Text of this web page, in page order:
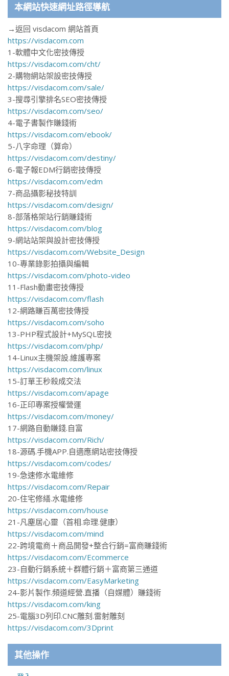
本網站快速網址路徑導航
→返回 visdacom 網站首頁
https://visdacom.com
1-軟體中文化密技傳授
https://visdacom.com/cht/
2-購物網站架設密技傳授
https://visdacom.com/sale/
3-搜尋引擎排名SEO密技傳授
https://visdacom.com/seo/
4-電子書製作賺錢術
https://visdacom.com/ebook/
5-八字命理（算命）
https://visdacom.com/destiny/
6-電子報EDM行銷密技傳授
https://visdacom.com/edm
7-商品攝影秘技特訓
https://visdacom.com/design/
8-部落格架站行銷賺錢術
https://visdacom.com/blog
9-網站站架與設計密技傳授
https://visdacom.com/Website_Design
10-專業錄影拍攝與編輯
https://visdacom.com/photo-video
11-Flash動畫密技傳授
https://visdacom.com/flash
12-網路賺百萬密技傳授
https://visdacom.com/soho
13-PHP程式設計+MySQL密技
https://visdacom.com/php/
14-Linux主機架設.維護專案
https://visdacom.com/linux
15-訂單王秒殺成交法
https://visdacom.com/apage
16-正印專案授權營運
https://visdacom.com/money/
17-網路自動賺錢.自富
https://visdacom.com/Rich/
18-源碼.手機APP.自適應網站密技傳授
https://visdacom.com/codes/
19-急速修水電維修
https://visdacom.com/Repair
20-住宅修繕.水電維修
https://visdacom.com/house
21-凡塵居心靈（首相.命理.健康）
https://visdacom.com/mind
22-跨境電商＋商品開發+整合行銷=富商賺錢術
https://visdacom.com/Ecommerce
23-自動行銷系統＋群體行銷＋富商第三通道
https://visdacom.com/EasyMarketing
24-影片製作.頻道經營.直播（自媒體）賺錢術
https://visdacom.com/king
25-電腦3D列印.CNC雕刻.雷射雕刻
https://visdacom.com/3Dprint
其他操作